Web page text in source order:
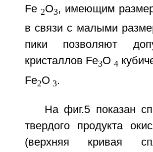
Fe2O3, имеющим
в связи с малыми
пики позволяют
кристаллов Fe3O 4
Fe2O 3.
На фиг.5 показан
твердого продукта
(верхняя кривая